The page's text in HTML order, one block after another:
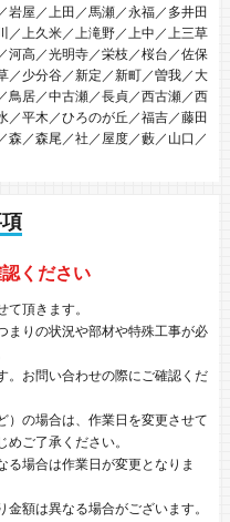
岩屋／上田／馬瀬／永福／多井田
／上久米／上滝野／上中／上三草
河高／光明寺／栄枝／桜台／佐保
／少分谷／新定／新町／曽我／大
鳥居／中古瀬／長貞／西古瀬／西
／平木／ひろのが丘／福吉／藤田
森／森尾／社／屋度／藪／山口／
ください
頂きます。
まりの状況や部材や特殊工事が必
。お問い合わせの際にご確認くだ
）の場合は、作業日を変更させて
ご了承ください。
る場合は作業日が変更となりま
額は異なる場合がございます。